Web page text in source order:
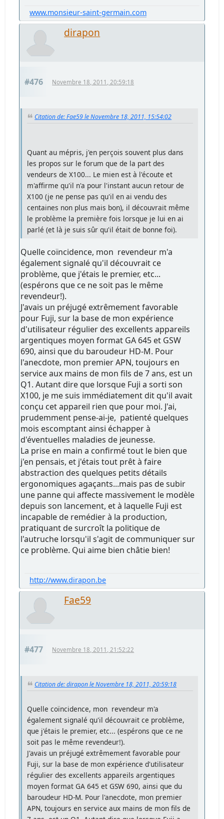
www.monsieur-saint-germain.com
dirapon
#476 Novembre 18, 2011, 20:59:18
Citation de: Fae59 le Novembre 18, 2011, 15:54:02
Quant au mépris, j'en perçois souvent plus dans
les propos sur le forum que de la part des
vendeurs de X100... Le mien est à l'écoute et
m'affirme qu'il n'a pour l'instant aucun retour de
X100 (je ne pense pas qu'il en ai vendu des
centaines non plus mais bon), il découvrait même
le problème la première fois lorsque je lui en ai
parlé (et là je suis sûr qu'il était de bonne foi).
Quelle coïncidence, mon revendeur m'a
également signalé qu'il découvrait ce
problème, que j'étais le premier, etc...
(espérons que ce ne soit pas le même
revendeur!).
J'avais un préjugé extrêmement favorable
pour Fuji, sur la base de mon expérience
d'utilisateur régulier des excellents appareils
argentiques moyen format GA 645 et GSW
690, ainsi que du baroudeur HD-M. Pour
l'anecdote, mon premier APN, toujours en
service aux mains de mon fils de 7 ans, est un
Q1. Autant dire que lorsque Fuji a sorti son
X100, je me suis immédiatement dit qu'il avait
conçu cet appareil rien que pour moi. J'ai,
prudemment pense-ai-je, patienté quelques
mois escomptant ainsi échapper à
d'éventuelles maladies de jeunesse.
La prise en main a confirmé tout le bien que
j'en pensais, et j'étais tout prêt à faire
abstraction des quelques petits détails
ergonomiques agaçants...mais pas de subir
une panne qui affecte massivement le modèle
depuis son lancement, et à laquelle Fuji est
incapable de remédier à la production,
pratiquant de surcroît la politique de
l'autruche lorsqu'il s'agit de communiquer sur
ce problème. Qui aime bien châtie bien!
http://www.dirapon.be
Fae59
#477 Novembre 18, 2011, 21:52:22
Citation de: dirapon le Novembre 18, 2011, 20:59:18
Quelle coïncidence, mon revendeur m'a
également signalé qu'il découvrait ce problème,
que j'étais le premier, etc... (espérons que ce ne
soit pas le même revendeur!).
J'avais un préjugé extrêmement favorable pour
Fuji, sur la base de mon expérience d'utilisateur
régulier des excellents appareils argentiques
moyen format GA 645 et GSW 690, ainsi que du
baroudeur HD-M. Pour l'anecdote, mon premier
APN, toujours en service aux mains de mon fils de